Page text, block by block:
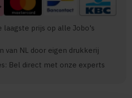
laagste prijs op alle Jobo's
van NL door eigen drukkerij
Bel direct met onze experts